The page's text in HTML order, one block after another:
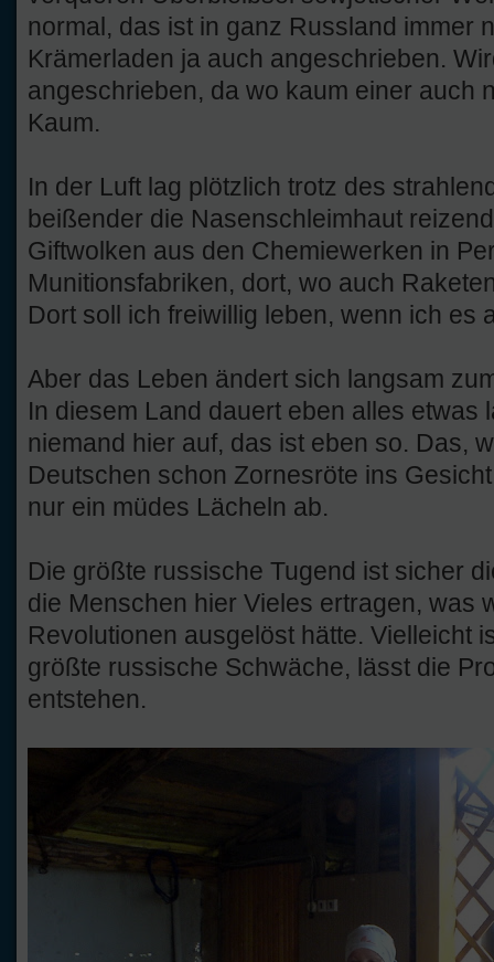
normal, das ist in ganz Russland immer
Krämerladen ja auch angeschrieben.
angeschrieben, da wo kaum einer auch
Kaum.
In der Luft lag plötzlich trotz des
beißender die Nasenschleimhaut
Giftwolken aus den Chemiewerken in
Munitionsfabriken, dort, wo auch
Dort soll ich freiwillig leben, wenn ich es
Aber das Leben ändert sich langsam
In diesem Land dauert eben alles etwas
niemand hier auf, das ist eben so. Das,
Deutschen schon Zornesröte ins
nur ein müdes Lächeln ab.
Die größte russische Tugend ist sicher
die Menschen hier Vieles ertragen, was
Revolutionen ausgelöst hätte. Vielleicht
größte russische Schwäche, lässt die
entstehen.